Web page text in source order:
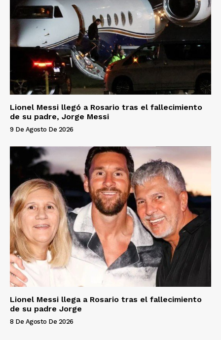
Lionel Messi llegó a Rosario tras el fallecimiento
de su padre, Jorge Messi
9 De Agosto De 2026
Lionel Messi llega a Rosario tras el fallecimiento
de su padre Jorge
8 De Agosto De 2026